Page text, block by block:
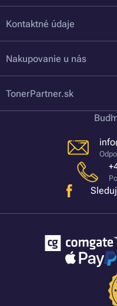
Kontaktné údaje
Nakupovanie u nás
TonerPartner.sk